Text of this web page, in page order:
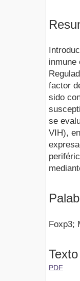
inmune
factor
sido
se
VIH),
Foxp3;
PDF